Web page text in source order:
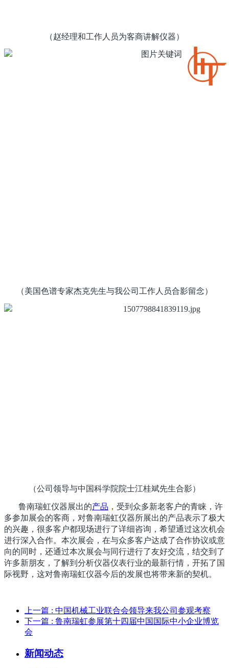
（赵经理和工作人员为客商讲解仪器）
（美国色谱专家杰克先生与我公司工作人员合影留念）
（公司领导与中国科学院院士江桂斌先生合影）
鲁南瑞虹仪器展出的产品 ，受到众多新老客户的青睐，许
多参加展会的客商，对鲁南瑞虹仪器所展出的产品表示了极大
的兴趣，很多客户都现场进行了详细咨询，希望通过这次机会
进行深入合作。本次展会，在与众多客户达成了合作协议或意
向的同时，还通过本次展会与同行进行了友好交流，结交到了
许多新朋友，了解到分析仪器仪表行业的最新行情，开拓了国
际视野，这对鲁南瑞虹仪器今后的发展也将带来新的契机。
上一篇 : 中国机械工业联合会领导来我公司参观考察
下一篇 : 鲁南瑞虹参展第十四届中国国际中小企业博览
会
新闻动态